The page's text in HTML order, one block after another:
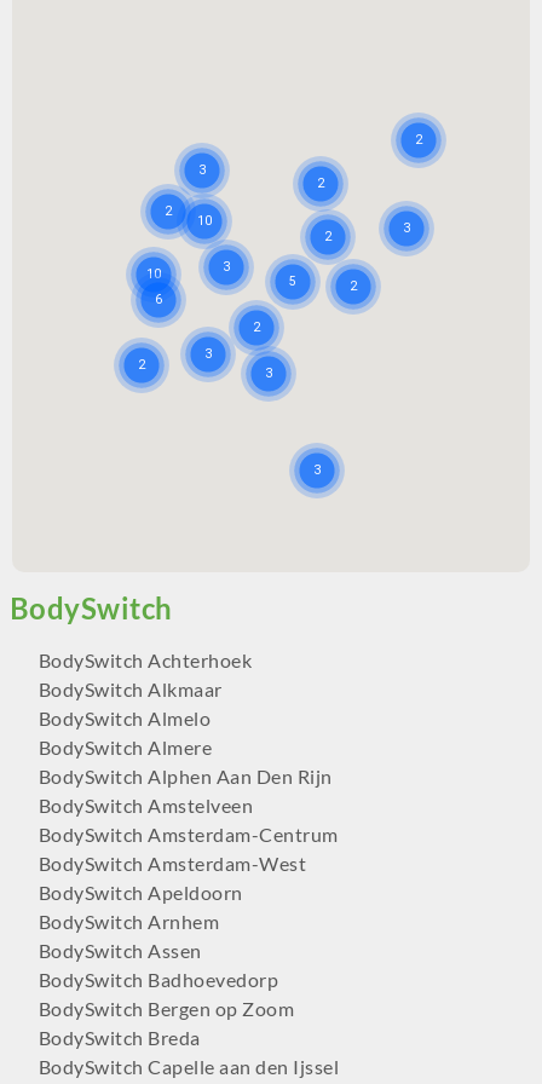
BodySwitch Achterhoek
BodySwitch Alkmaar
BodySwitch Almelo
BodySwitch Almere
BodySwitch Alphen Aan Den Rijn
BodySwitch Amstelveen
BodySwitch Amsterdam-Centrum
BodySwitch Amsterdam-West
BodySwitch Apeldoorn
BodySwitch Arnhem
BodySwitch Assen
BodySwitch Badhoevedorp
BodySwitch Bergen op Zoom
BodySwitch Breda
BodySwitch Capelle aan den Ijssel